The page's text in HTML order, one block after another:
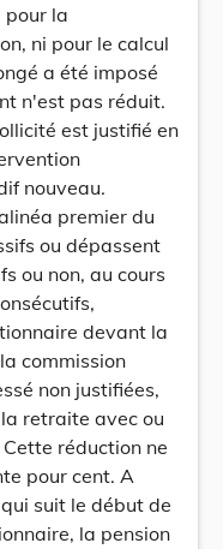
la
ni pour le calcul
a été imposé
n'est pas réduit.
est justifié en
nouveau.
premier du
ou dépassent
ou non, au cours
devant la
commission
non justifiées,
retraite avec ou
réduction ne
pour cent. A
suit le début de
la pension